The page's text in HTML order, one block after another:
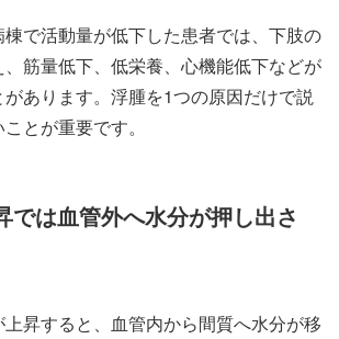
で活動量が低下した患者では、下肢の
筋量低下、低栄養、心機能低下などが
あります。浮腫を1つの原因だけで説
とが重要です。
では血管外へ水分が押し出さ
昇すると、血管内から間質へ水分が移